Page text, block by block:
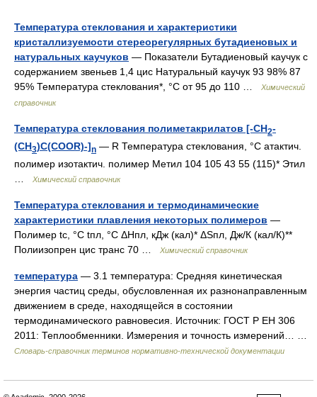
Температура стеклования и характеристики
кристаллизуемости стереорегулярных бутадиеновых и
натуральных каучуков — Показатели Бутадиеновый каучук с
содержанием звеньев 1,4 цис Натуральный каучук 93 98% 87
95% Температура стеклования*, °С от 95 до 110 …
Химический
справочник
Температура стеклования полиметакрилатов [-CH2-
(CH3)С(COOR)-]n — R Температура стеклования, °С атактич.
полимер изотактич. полимер Метил 104 105 43 55 (115)* Этил
Химический справочник
Температура стеклования и термодинамические
характеристики плавления некоторых полимеров —
Полимер tс, °С tпл, °С ΔНпл, кДж (кал)* ΔSпл, Дж/К (кал/К)**
Полиизопрен цис транс 70 …
Химический справочник
температура — 3.1 температура: Средняя кинетическая
энергия частиц среды, обусловленная их разнонаправленным
движением в среде, находящейся в состоянии
термодинамического равновесия. Источник: ГОСТ Р ЕН 306
2011: Теплообменники. Измерения и точность измерений… …
Словарь-справочник терминов нормативно-технической документации